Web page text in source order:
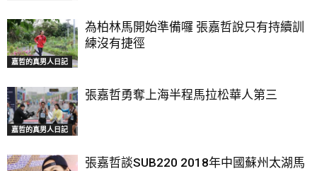
嘉哲的真男人日記
為柏林馬開始準備囉 張嘉哲說只有持續訓
練沒有捷徑
嘉哲的真男人日記
張嘉哲勇奪上海半程馬拉松華人第三
張嘉哲談SUB220 2018年中國蘇州太湖馬